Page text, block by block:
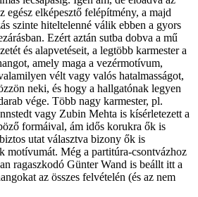
egész elképesztő felépítmény, a majd
szinte hiteltelenné válik ebben a gyors
Ezért aztán sutba dobva a mű
és alapvetéseit, a legtöbb karmester a
amely maga a vezérmotívum,
vélt vagy valós hatalmasságot,
neki, és hogy a hallgatónak legyen
vége. Több nagy karmester, pl.
vagy Zubin Mehta is kísérletezett a
formáival, ám idős korukra ők is
utat választva bizony ők is
motívumát. Még a partitúra-csontvázhoz
ragaszkodó Günter Wand is beállt itt a
az összes felvételén (és az nem